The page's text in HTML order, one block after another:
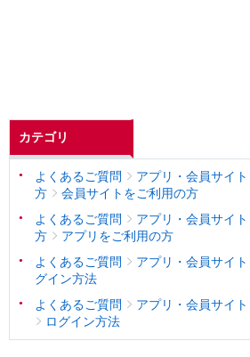
カテゴリ
よくあるご質問 アプリ・会員サイト
方
会員サイトをご利用の方
よくあるご質問
アプリ・会員サイト
方
アプリをご利用の方
よくあるご質問
アプリ・会員サイト
グイン方法
よくあるご質問
アプリ・会員サイト
ログイン方法